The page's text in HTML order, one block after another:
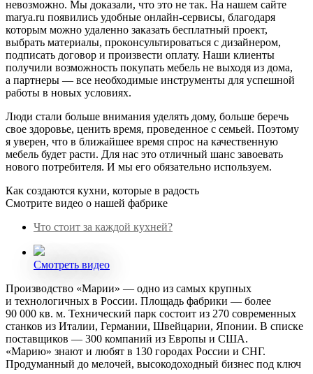
невозможно. Мы доказали, что это не так. На нашем сайте
marya.ru появились удобные онлайн-сервисы, благодаря
которым можно удаленно заказать бесплатный проект,
выбрать материалы, проконсультироваться с дизайнером,
подписать договор и произвести оплату. Наши клиенты
получили возможность покупать мебель не выходя из дома,
а партнеры — все необходимые инструменты для успешной
работы в новых условиях.
Люди стали больше внимания уделять дому, больше беречь
свое здоровье, ценить время, проведенное с семьей. Поэтому
я уверен, что в ближайшее время спрос на качественную
мебель будет расти. Для нас это отличный шанс завоевать
нового потребителя. И мы его обязательно используем.
Как создаются кухни, которые в радость
Смотрите видео о нашей фабрике
Что стоит за каждой кухней?
Смотреть видео
Производство «Марии» — одно из самых крупных
и технологичных в России. Площадь фабрики — более
90 000 кв. м. Технический парк состоит из 270 современных
станков из Италии, Германии, Швейцарии, Японии. В списке
поставщиков — 300 компаний из Европы и США.
«Марию» знают и любят в 130 городах России и СНГ.
Продуманный до мелочей, высокодоходный бизнес под ключ